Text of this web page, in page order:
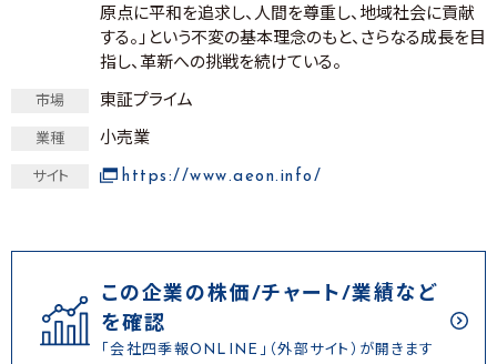
原点に平和を追求し、人間を尊重し、地域社会に貢献
する。」という不変の基本理念のもと、さらなる成長を目
指し、革新への挑戦を続けている。
市場 東証プライム
業種 小売業
サイト https://www.aeon.info/
この企業の株価/チャート/業績など
を確認
「会社四季報ONLINE」（外部サイト）が開きます